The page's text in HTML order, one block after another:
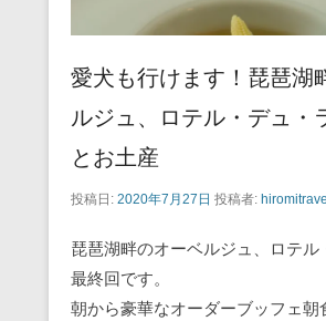
愛犬も行けます！琵琶湖
ルジュ、ロテル・デュ
とお土産
投稿日: 2020年7月27日 投稿者: hiromitravel
琵琶湖畔のオーベルジュ、ロテル
最終回です。
朝から豪華なオーダーブッフェ朝